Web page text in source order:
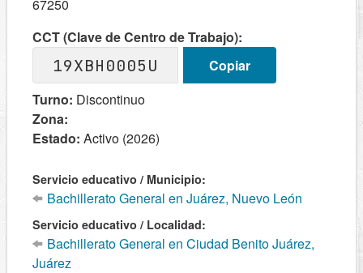
67250
CCT (Clave de Centro de Trabajo):
19XBH0005U
Copiar
Turno: Discontinuo
Zona:
Estado: Activo (2026)
Servicio educativo / Municipio:
Bachillerato General en Juárez, Nuevo León
Servicio educativo / Localidad:
Bachillerato General en Ciudad Benito Juárez,
Juárez